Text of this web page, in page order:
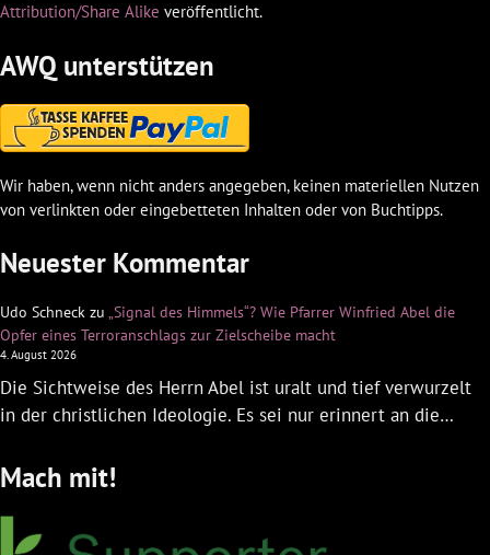
Attribution/Share Alike veröffentlicht.
AWQ unterstützen
Wir haben, wenn nicht anders angegeben, keinen materiellen Nutzen
von verlinkten oder eingebetteten Inhalten oder von Buchtipps.
Neuester Kommentar
Udo Schneck zu „Signal des Himmels“? Wie Pfarrer Winfried Abel die
Opfer eines Terroranschlags zur Zielscheibe macht
4. August 2026
Die Sichtweise des Herrn Abel ist uralt und tief verwurzelt
in der christlichen Ideologie. Es sei nur erinnert an die…
Mach mit!